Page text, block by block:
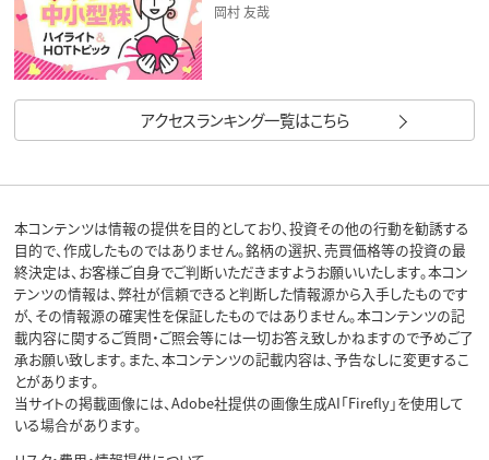
岡村 友哉
アクセスランキング一覧はこちら
本コンテンツは情報の提供を目的としており、投資その他の行動を勧誘する
目的で、作成したものではありません。銘柄の選択、売買価格等の投資の最
終決定は、お客様ご自身でご判断いただきますようお願いいたします。本コン
テンツの情報は、弊社が信頼できると判断した情報源から入手したものです
が、その情報源の確実性を保証したものではありません。本コンテンツの記
載内容に関するご質問・ご照会等には一切お答え致しかねますので予めご了
承お願い致します。また、本コンテンツの記載内容は、予告なしに変更するこ
とがあります。
当サイトの掲載画像には、Adobe社提供の画像生成AI「Firefly」を使用して
いる場合があります。